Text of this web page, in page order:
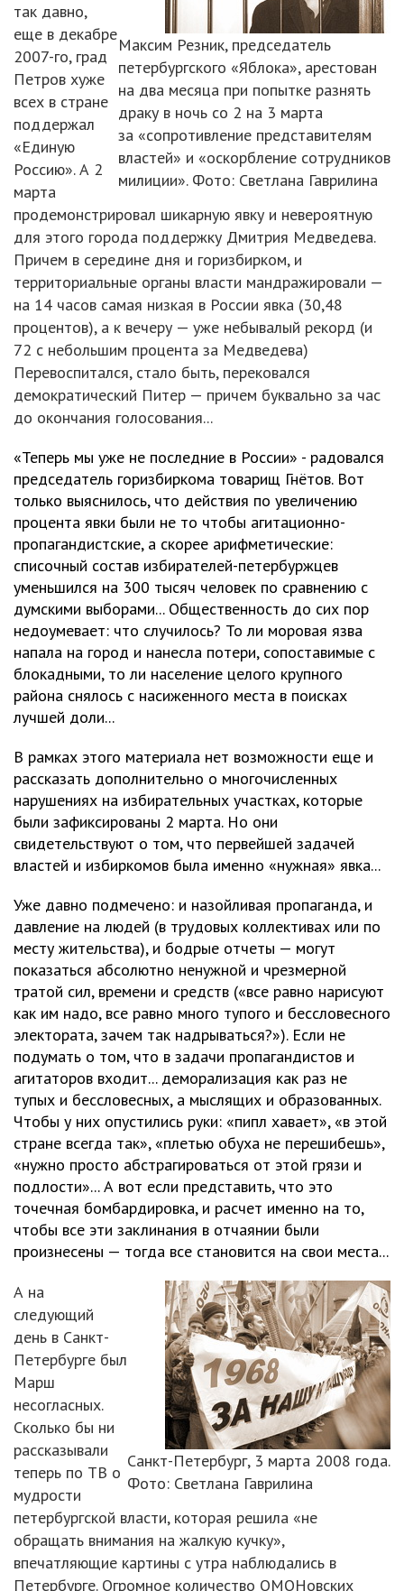
Максим Резник, председатель
петербургского «Яблока», арестован
на два месяца при попытке разнять
драку в ночь со 2 на 3 марта
за «сопротивление представителям
властей» и «оскорбление сотрудников
милиции». Фото: Светлана Гаврилина
так давно,
еще в декабре
2007-го, град
Петров хуже
всех в стране
поддержал
«Единую
Россию». А 2
марта
продемонстрировал шикарную явку и невероятную
для этого города поддержку Дмитрия Медведева.
Причем в середине дня и горизбирком, и
территориальные органы власти мандражировали —
на 14 часов самая низкая в России явка (30,48
процентов), а к вечеру — уже небывалый рекорд (и
72 с небольшим процента за Медведева)
Перевоспитался, стало быть, перековался
демократический Питер — причем буквально за час
до окончания голосования...
«Теперь мы уже не последние в России» - радовался
председатель горизбиркома товарищ Гнётов. Вот
только выяснилось, что действия по увеличению
процента явки были не то чтобы агитационно-
пропагандистские, а скорее арифметические:
списочный состав избирателей-петербуржцев
уменьшился на 300 тысяч человек по сравнению с
думскими выборами... Общественность до сих пор
недоумевает: что случилось? То ли моровая язва
напала на город и нанесла потери, сопоставимые с
блокадными, то ли население целого крупного
района снялось с насиженного места в поисках
лучшей доли...
В рамках этого материала нет возможности еще и
рассказать дополнительно о многочисленных
нарушениях на избирательных участках, которые
были зафиксированы 2 марта. Но они
свидетельствуют о том, что первейшей задачей
властей и избиркомов была именно «нужная» явка...
Уже давно подмечено: и назойливая пропаганда, и
давление на людей (в трудовых коллективах или по
месту жительства), и бодрые отчеты — могут
показаться абсолютно ненужной и чрезмерной
тратой сил, времени и средств («все равно нарисуют
как им надо, все равно много тупого и бессловесного
электората, зачем так надрываться?»). Если не
подумать о том, что в задачи пропагандистов и
агитаторов входит... деморализация как раз не
тупых и бессловесных, а мыслящих и образованных.
Чтобы у них опустились руки: «пипл хавает», «в этой
стране всегда так», «плетью обуха не перешибешь»,
«нужно просто абстрагироваться от этой грязи и
подлости»... А вот если представить, что это
точечная бомбардировка, и расчет именно на то,
чтобы все эти заклинания в отчаянии были
произнесены — тогда все становится на свои места...
Санкт-Петербург, 3 марта 2008 года.
Фото: Светлана Гаврилина
А на
следующий
день в Санкт-
Петербурге был
Марш
несогласных.
Сколько бы ни
рассказывали
теперь по ТВ о
мудрости
петербургской власти, которая решила «не
обращать внимания на жалкую кучку»,
впечатляющие картины с утра наблюдались в
Петербурге. Огромное количество ОМОНовских